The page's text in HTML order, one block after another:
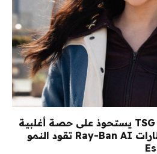
يجب أن تقرأ: مستهلك TSG يستحوذ على حصة أغلبية
في شركة Saltair، ونظارات Ray-Ban AI تقود النمو